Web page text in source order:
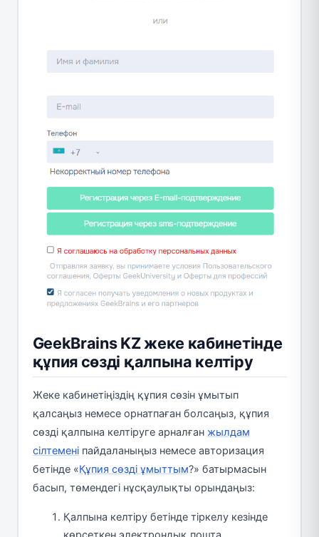
GeekBrains KZ жеке кабинетінде
құпия сөзді қалпына келтіру
Жеке кабинетіңіздің құпия сөзін ұмытып
қалсаңыз немесе орнатпаған болсаңыз, құпия
сөзді қалпына келтіруге арналған жылдам
сілтеменіпайдаланыңыз немесе авторизация
бетінде «Құпия сөзді ұмыттым?» батырмасын
басып, төмендегі нұсқаулықты орындаңыз:
Қалпына келтіру бетінде тіркелу кезінде